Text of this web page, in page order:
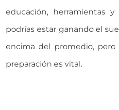
educación, herramientas y
podrías estar ganando el
encima del promedio, pero
preparación es vital.